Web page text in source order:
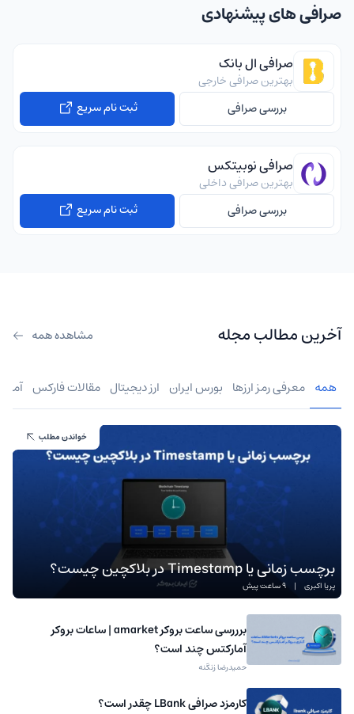
صرافی های پیشنهادی
صرافی ال بانک
بهترین صرافی خارجی
بررسی صرافی
ثبت نام سریع
صرافی نوبیتکس
بهترین صرافی داخلی
بررسی صرافی
ثبت نام سریع
آخرین مطالب مجله مشاهده همه
همه معرفی رمز ارزها بورس ایران ارز دیجیتال مقالات فارکس
برچسب زمانی یا Timestamp در بلاکچین چیست؟
پریا اکبری | 9 ساعت پیش
خواندن مطلب
برررسی ساعت بروکر amarket | ساعات بروکر
آمارکتس چند است؟
حمیدرضا زنگنه
کارمزد صرافی LBank چقدر است؟